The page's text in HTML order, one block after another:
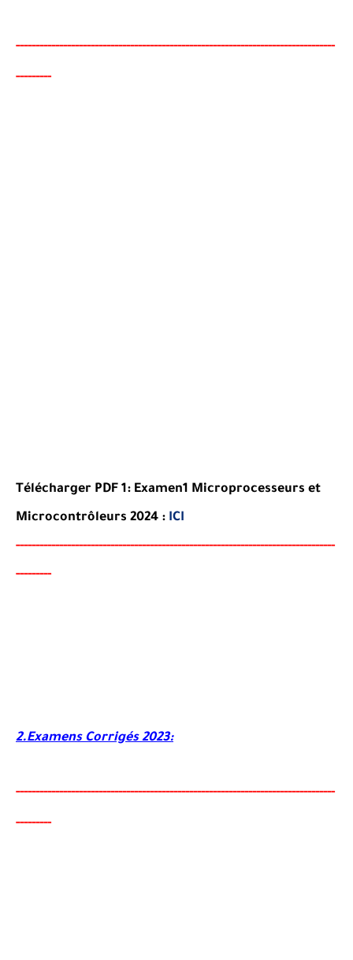
---------------------------------------------------------------------------------
---------
Télécharger PDF 1: Examen1 Microprocesseurs et
Microcontrôleurs 2024 : ICI
---------------------------------------------------------------------------------
---------
2.Examens Corrigés 2023:
---------------------------------------------------------------------------------
---------